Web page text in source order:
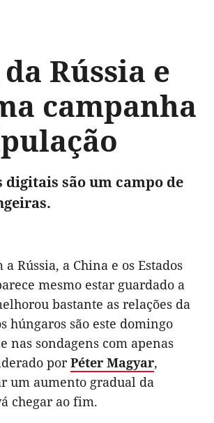
Rússia e
campanha
são um campo de
Rússia, a China e os Estados
mesmo estar guardado a
bastante as relações da
húngaros são este domingo
nas sondagens com apenas
porPéter Magyar,
um aumento gradual da
chegar ao fim.